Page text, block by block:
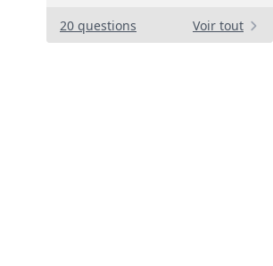
20 questions Voir tout